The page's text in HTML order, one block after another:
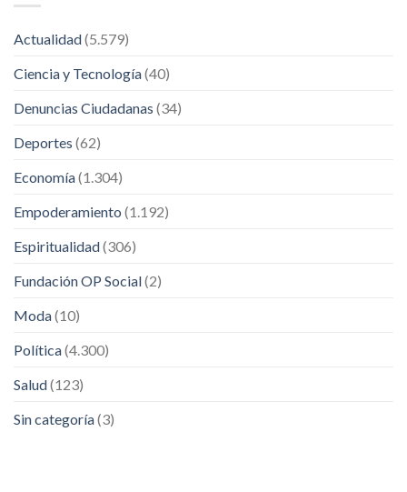
Actualidad(5.579)
Ciencia y Tecnología(40)
Denuncias Ciudadanas (34)
Deportes (62)
Economía(1.304)
Empoderamiento (1.192)
Espiritualidad(306)
Fundación OP Social(2)
Moda(10)
Política(4.300)
Salud(123)
Sin categoría(3)